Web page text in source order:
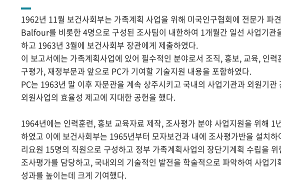
1962년 11월 보건사회부는 가족계획 사업을 위해 미국인구협회에 전문가 파
Balfour를 비롯한 4명으로 구성된 조사팀이 내한하여 1개월간 일선 사업기관
하고 1963년 3월에 보건사회부 장관에게 제출하였다.
이 보고서에는 가족계획사업에 있어 필수적인 분야로서 조직, 홍보, 교육, 인력
구평가, 재정부문과 앞으로 PC가 기여할 기술지원 내용을 포함하였다.
PC는 1963년 말 이후 자문관을 계속 상주시키고 국내의 사업기관과 외원기관
외원사업의 효율성 제고에 지대한 공헌을 했다.
1964년에는 인력훈련, 홍보 교육자료 제작, 조사평가 분야 사업지원을 위해 1
하였고 이에 보건사회부는 1965년부터 모자보건과 내에 조사평가반을 설치
리요원 15명의 직원으로 구성하고 정부 가족계획사업의 장단기계획 수립을
조사평가를 담당하고, 국내외의 기술적인 발전을 학술적으로 파악하여 사업기
성과를 높이는데 크게 기여했다.